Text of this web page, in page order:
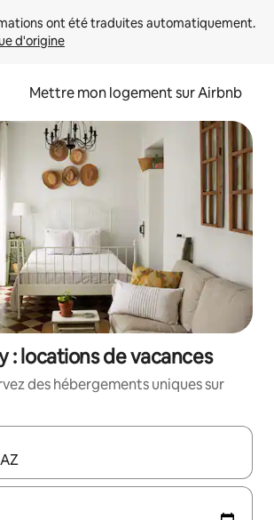
d'origine
Mettre mon logement sur Airbnb
: locations de vacances
des hébergements uniques sur
s'affichent, utilisez les flèches vers le